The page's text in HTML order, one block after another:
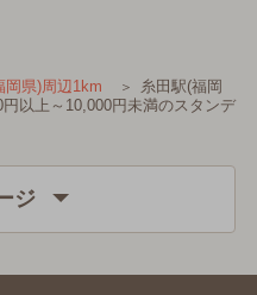
岡県)周辺1km
糸田駅(福岡
以上～10,000円未満のスタンデ
ジ